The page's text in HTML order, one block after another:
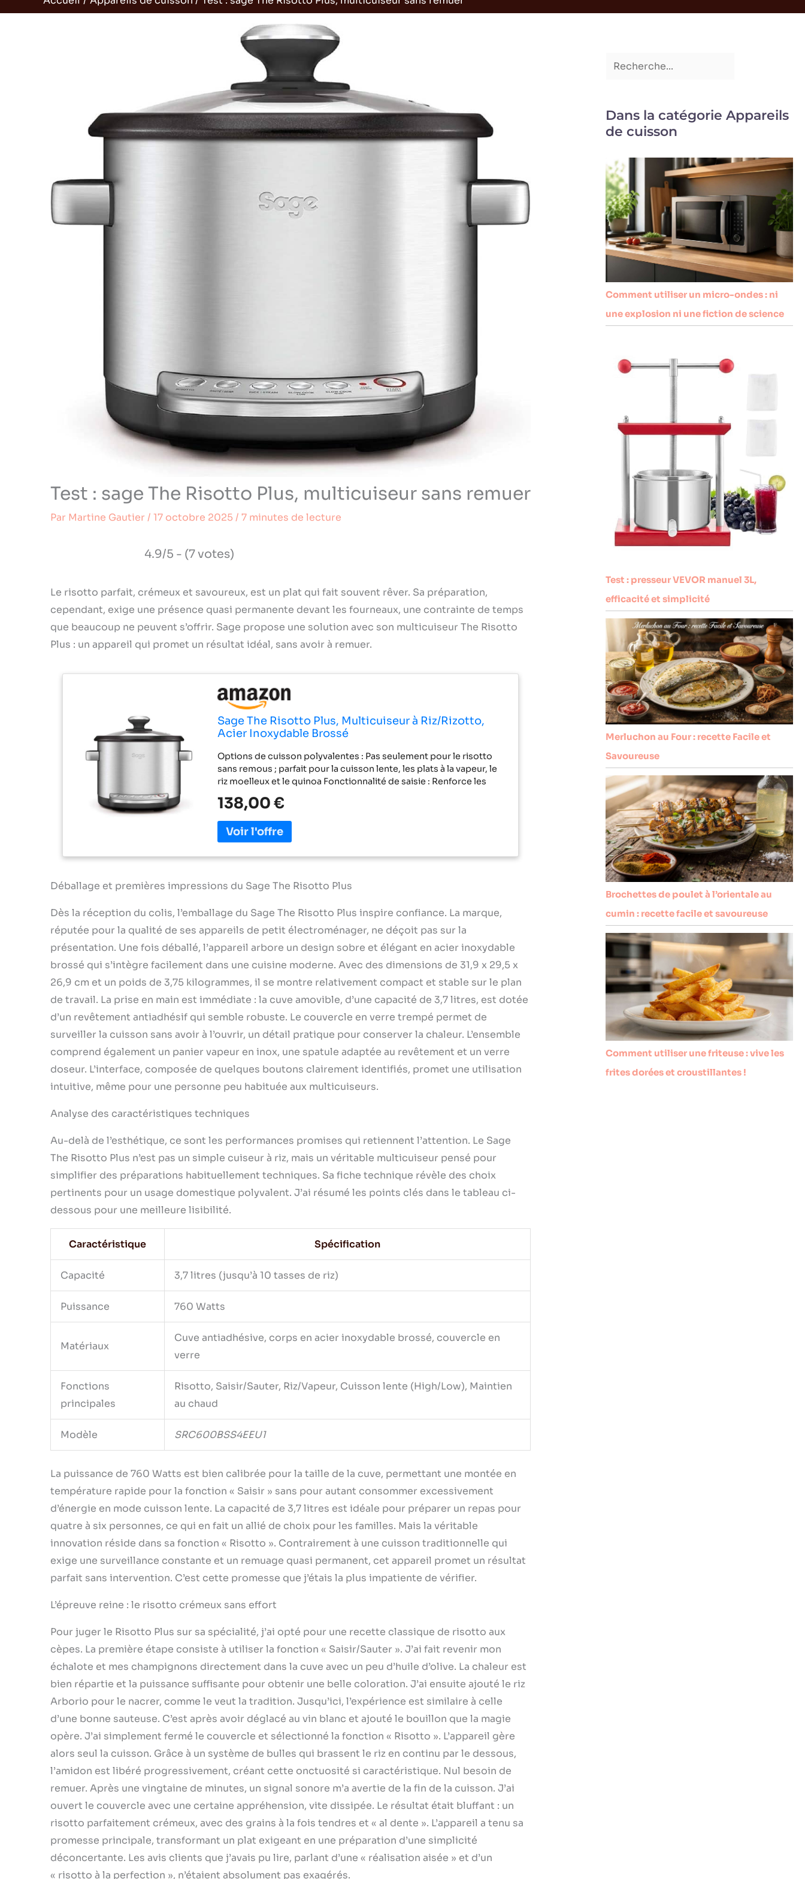
Test : sage The Risotto Plus, multicuiseur sans remuer
Par Martine Gautier / 17 octobre 2025/ 7 minutes de lecture
4.9/5 - (7 votes)
Le risotto parfait, crémeux et savoureux, est un plat qui fait souvent rêver. Sa préparation,
cependant, exige une présence quasi permanente devant les fourneaux, une contrainte de temps
que beaucoup ne peuvent s’offrir. Sage propose une solution avec son multicuiseur The Risotto
Plus : un appareil qui promet un résultat idéal, sans avoir à remuer.
Sage The Risotto Plus, Multicuiseur à Riz/Rizotto,
Acier Inoxydable Brossé
Options de cuisson polyvalentes : Pas seulement pour le risotto
sans remous ; parfait pour la cuisson lente, les plats à la vapeur, le
riz moelleux et le quinoa Fonctionnalité de saisie : Renforce les
dans la casserole, ce qui est idéal pour les viandes et les légumes
Bol pour cuisiner et servir : Comprend un bol revêtu de céramique
sans PTFE ni PFOA qui sert également de plat de service, ce qui
réduit le nettoyage Fonction de maintien au chaud : Maintient
automatiquement les aliments au chaud après la cuisson, pour que
avec un plateau vapeur en acier inoxydable, une tasse à mesurer et
une cuillère de service pour une préparation complète des repas
138,00 €
Déballage et premières impressions du Sage The Risotto Plus
Dès la réception du colis, l’emballage du Sage The Risotto Plus inspire confiance. La marque,
réputée pour la qualité de ses appareils de petit électroménager, ne déçoit pas sur la
présentation. Une fois déballé, l’appareil arbore un design sobre et élégant en acier inoxydable
brossé qui s’intègre facilement dans une cuisine moderne. Avec des dimensions de 31,9 x 29,5 x
26,9 cm et un poids de 3,75 kilogrammes, il se montre relativement compact et stable sur le plan
de travail. La prise en main est immédiate : la cuve amovible, d’une capacité de 3,7 litres, est dotée
d’un revêtement antiadhésif qui semble robuste. Le couvercle en verre trempé permet de
surveiller la cuisson sans avoir à l’ouvrir, un détail pratique pour conserver la chaleur. L’ensemble
comprend également un panier vapeur en inox, une spatule adaptée au revêtement et un verre
doseur. L’interface, composée de quelques boutons clairement identifiés, promet une utilisation
intuitive, même pour une personne peu habituée aux multicuiseurs.
Analyse des caractéristiques techniques
Au-delà de l’esthétique, ce sont les performances promises qui retiennent l’attention. Le Sage
The Risotto Plus n’est pas un simple cuiseur à riz, mais un véritable multicuiseur pensé pour
simplifier des préparations habituellement techniques. Sa fiche technique révèle des choix
pertinents pour un usage domestique polyvalent. J’ai résumé les points clés dans le tableau ci-
dessous pour une meilleure lisibilité.
Caractéristique Spécification
Capacité 3,7 litres (jusqu’à 10 tasses de riz)
Puissance 760 Watts
Matériaux
Cuve antiadhésive, corps en acier inoxydable brossé, couvercle en
verre
Fonctions
principales
Risotto, Saisir/Sauter, Riz/Vapeur, Cuisson lente (High/Low), Maintien
au chaud
Modèle SRC600BSS4EEU1
La puissance de 760 Watts est bien calibrée pour la taille de la cuve, permettant une montée en
température rapide pour la fonction « Saisir » sans pour autant consommer excessivement
d’énergie en mode cuisson lente. La capacité de 3,7 litres est idéale pour préparer un repas pour
quatre à six personnes, ce qui en fait un allié de choix pour les familles. Mais la véritable
innovation réside dans sa fonction « Risotto ». Contrairement à une cuisson traditionnelle qui
exige une surveillance constante et un remuage quasi permanent, cet appareil promet un résultat
parfait sans intervention. C’est cette promesse que j’étais la plus impatiente de vérifier.
L’épreuve reine : le risotto crémeux sans effort
Pour juger le Risotto Plus sur sa spécialité, j’ai opté pour une recette classique de risotto aux
cèpes. La première étape consiste à utiliser la fonction « Saisir/Sauter ». J’ai fait revenir mon
échalote et mes champignons directement dans la cuve avec un peu d’huile d’olive. La chaleur est
bien répartie et la puissance suffisante pour obtenir une belle coloration. J’ai ensuite ajouté le riz
Arborio pour le nacrer, comme le veut la tradition. Jusqu’ici, l’expérience est similaire à celle
d’une bonne sauteuse. C’est après avoir déglacé au vin blanc et ajouté le bouillon que la magie
opère. J’ai simplement fermé le couvercle et sélectionné la fonction « Risotto ». L’appareil gère
alors seul la cuisson. Grâce à un système de bulles qui brassent le riz en continu par le dessous,
l’amidon est libéré progressivement, créant cette onctuosité si caractéristique. Nul besoin de
remuer. Après une vingtaine de minutes, un signal sonore m’a avertie de la fin de la cuisson. J’ai
ouvert le couvercle avec une certaine appréhension, vite dissipée. Le résultat était bluffant : un
risotto parfaitement crémeux, avec des grains à la fois tendres et « al dente ». L’appareil a tenu sa
promesse principale, transformant un plat exigeant en une préparation d’une simplicité
déconcertante. Les avis clients que j’avais pu lire, parlant d’une « réalisation aisée » et d’un
« risotto à la perfection », n’étaient absolument pas exagérés.
Dans la catégorie Appareils
de cuisson
Comment utiliser un micro-ondes : ni
une explosion ni une fiction de science
Test : presseur VEVOR manuel 3L,
efficacité et simplicité
Merluchon au Four : recette Facile et
Savoureuse
Brochettes de poulet à l’orientale au
cumin : recette facile et savoureuse
Comment utiliser une friteuse : vive les
frites dorées et croustillantes !